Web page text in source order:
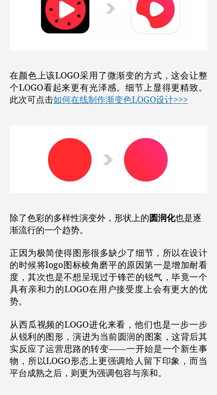
在颜色上该LOGO采用了微渐变的方式，这会让整
个LOGO看起来更有光泽感。细节上显得更精致。
此次可点击如何在线制作渐变色LOGO设计>>>
除了色彩的多样性演变外，形状上的圆润化也是逐
渐流行的一个趋势。
正因为极简使得图形很多缺少了细节，所以在设计
的时候将logo图标棱角磨平的原因第一是增加耐看
度 ，其次也是不想呈现过于锋芒的锐气，毕竟一个
具有亲和力的LOGO在用户接受度上会有更大的优
势。
从西瓜视频的LOGO进化来看，他们也是一步一步
从锐利的图形，演进为当前圆润的图案，这背后其
实反应了运营思路的转变——一开始是一个新生事
物，所以LOGO形态上更强调给人留下印象，而当
平台成熟之后，则更为强调包容与亲和。